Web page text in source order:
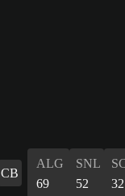
CB
ALG
69
SNL
52
32